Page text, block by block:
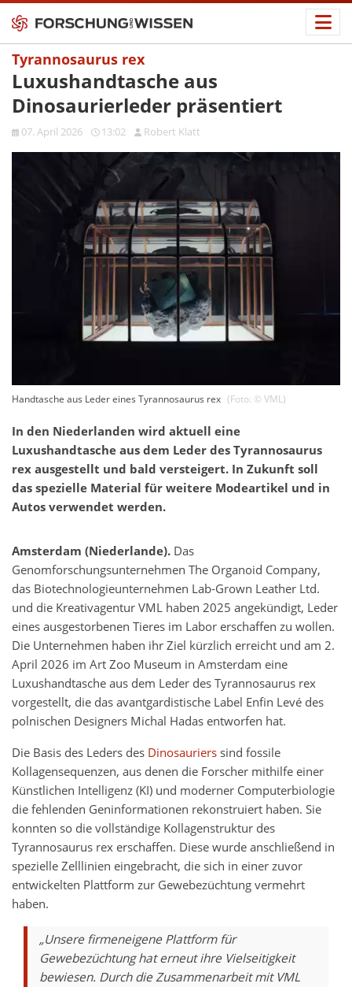
Tyrannosaurus rex
Luxushandtasche aus
Dinosaurierleder präsentiert
07. April 2026 13:02 Robert Klatt
Handtasche aus Leder eines Tyrannosaurus rex (Foto: © VML)
In den Niederlanden wird aktuell eine
Luxushandtasche aus dem Leder des Tyrannosaurus
rex ausgestellt und bald versteigert. In Zukunft soll
das spezielle Material für weitere Modeartikel und in
Autos verwendet werden.
Amsterdam (Niederlande). Das
Genomforschungsunternehmen The Organoid Company,
das Biotechnologieunternehmen Lab-Grown Leather Ltd.
und die Kreativagentur VML haben 2025 angekündigt, Leder
eines ausgestorbenen Tieres im Labor erschaffen zu wollen.
Die Unternehmen haben ihr Ziel kürzlich erreicht und am 2.
April 2026 im Art Zoo Museum in Amsterdam eine
Luxushandtasche aus dem Leder des Tyrannosaurus rex
vorgestellt, die das avantgardistische Label Enfin Levé des
polnischen Designers Michal Hadas entworfen hat.
Die Basis des Leders des Dinosaurierssind fossile
Kollagensequenzen, aus denen die Forscher mithilfe einer
Künstlichen Intelligenz (KI) und moderner Computerbiologie
die fehlenden Geninformationen rekonstruiert haben. Sie
konnten so die vollständige Kollagenstruktur des
Tyrannosaurus rex erschaffen. Diese wurde anschließend in
spezielle Zelllinien eingebracht, die sich in einer zuvor
entwickelten Plattform zur Gewebezüchtung vermehrt
haben.
„Unsere firmeneigene Plattform für
Gewebezüchtung hat erneut ihre Vielseitigkeit
bewiesen. Durch die Zusammenarbeit mit VML